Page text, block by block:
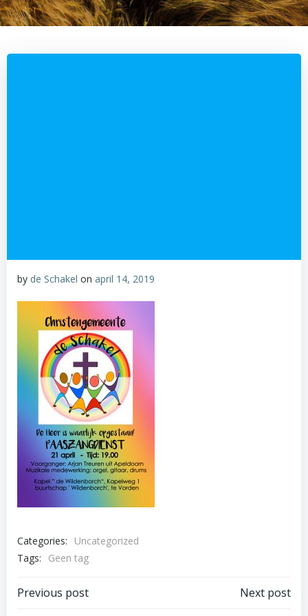
by de Schakel on april 14, 2019
Categories:
Uncategorized
Tags:
Geen tag
Bericht
Previous post
BerichtNext post